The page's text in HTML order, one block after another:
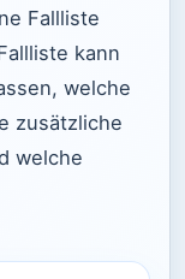
Fallliste
kann
welche
zusätzliche
welche